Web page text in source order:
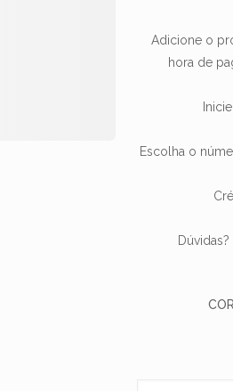
Adicione o
hora de
Escolha o
COR